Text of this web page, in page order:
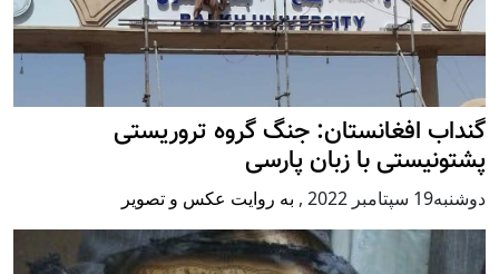
گنداب افغانستان: جنگ گروه تروریستی
پشتونیستی با زبان پارسی
دوشنبه19 سپتامبر 2022 , به روایت عکس و تصویر